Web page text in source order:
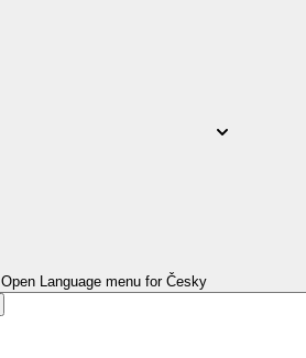
Open Language menu for Česky